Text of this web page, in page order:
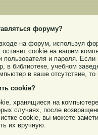
форуму?
входе на форум, используя
cookie на вашем
пользователя и пароля.
в библиотеке, учебном
в ваше отсутствие,
cookie?
хранящиеся на
случаях, после
cookie, вы можете
их вручную.